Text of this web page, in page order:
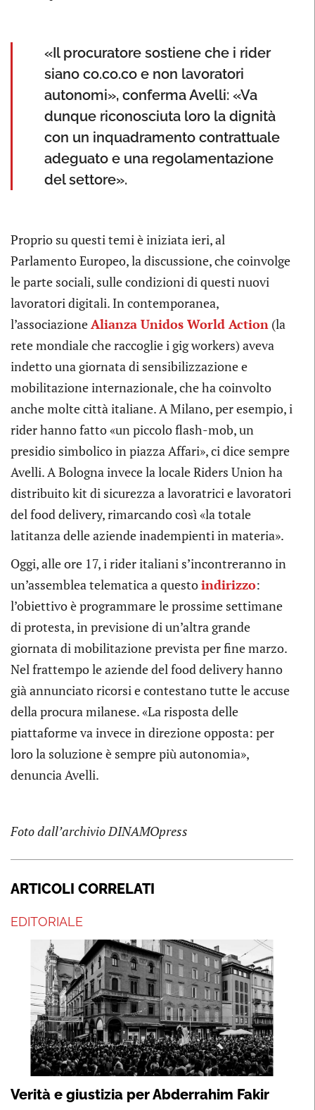
«Il procuratore sostiene che i rider
siano co.co.co e non lavoratori
autonomi», conferma Avelli: «Va
dunque riconosciuta loro la dignità
con un inquadramento contrattuale
adeguato e una regolamentazione
del settore».
Proprio su questi temi è iniziata ieri, al
Parlamento Europeo, la discussione, che coinvolge
le parte sociali, sulle condizioni di questi nuovi
lavoratori digitali. In contemporanea,
l’associazioneAlianza Unidos World Action (la
rete mondiale che raccoglie i gig workers) aveva
indetto una giornata di sensibilizzazione e
mobilitazione internazionale, che ha coinvolto
anche molte città italiane. A Milano, per esempio, i
rider hanno fatto «un piccolo flash-mob, un
presidio simbolico in piazza Affari», ci dice sempre
Avelli. A Bologna invece la locale Riders Union ha
distribuito kit di sicurezza a lavoratrici e lavoratori
del food delivery, rimarcando così «la totale
latitanza delle aziende inadempienti in materia».
Oggi, alle ore 17, i rider italiani s’incontreranno in
un’assemblea telematica a questoindirizzo:
l’obiettivo è programmare le prossime settimane
di protesta, in previsione di un’altra grande
giornata di mobilitazione prevista per fine marzo.
Nel frattempo le aziende del food delivery hanno
già annunciato ricorsi e contestano tutte le accuse
della procura milanese. «La risposta delle
piattaforme va invece in direzione opposta: per
loro la soluzione è sempre più autonomia»,
denuncia Avelli.
Foto dall’archivio DINAMOpress
ARTICOLI CORRELATI
EDITORIALE
Verità e giustizia per Abderrahim Fakir